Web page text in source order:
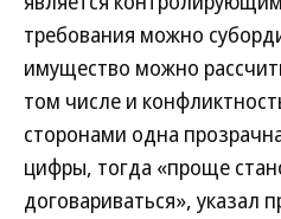
требования можно
имущество можно
том числе и
сторонами одна
цифры, тогда «проще
договариваться», указал